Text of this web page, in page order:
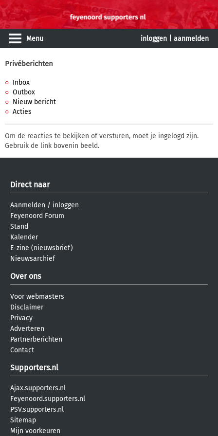
Menu inloggen aanmelden
Privéberichten
Inbox
Outbox
Nieuw bericht
Acties
Om de reacties te bekijken of versturen, moet je ingelogd zijn.
Gebruik de link bovenin beeld.
Direct naar
Aanmelden / inloggen
Feyenoord Forum
Stand
Kalender
E-zine (nieuwsbrief)
Nieuwsarchief
Over ons
Voor webmasters
Disclaimer
Privacy
Adverteren
Partnerberichten
Contact
Supporters.nl
Ajax.supporters.nl
Feyenoord.supporters.nl
PSV.supporters.nl
Sitemap
Mijn voorkeuren